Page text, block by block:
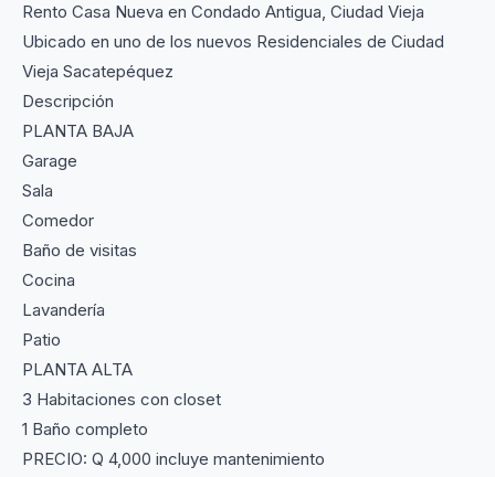
Rento Casa Nueva en Condado Antigua, Ciudad Vieja
Ubicado en uno de los nuevos Residenciales de Ciudad
Vieja Sacatepéquez
Descripción
PLANTA BAJA
Garage
Sala
Comedor
Baño de visitas
Cocina
Lavandería
Patio
PLANTA ALTA
3 Habitaciones con closet
1 Baño completo
PRECIO: Q 4,000 incluye mantenimiento